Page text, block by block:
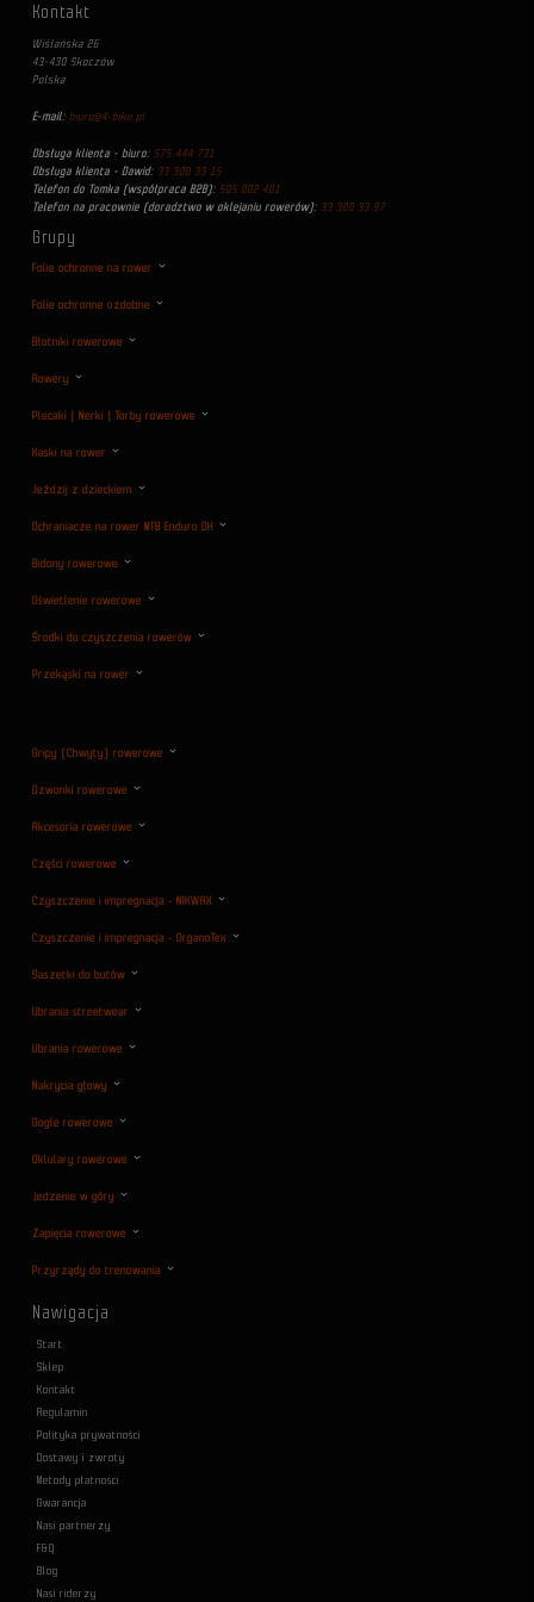
Kontakt
Wiślańska 26
43-430 Skoczów
Polska
E-mail: biuro@4-bike.pl
Obsługa klienta - biuro: 575 444 731
Obsługa klienta - Dawid: 33 300 33 15
Telefon do Tomka (współpraca B2B): 505 002 401
Telefon na pracownie (doradztwo w oklejaniu rowerów): 33 300 33 97
Grupy
Folie ochronne na rower
Folie ochronne ozdobne
Błotniki rowerowe
Rowery
Plecaki | Nerki | Torby rowerowe
Kaski na rower
Jeździj z dzieckiem
Ochraniacze na rower MTB Enduro DH
Bidony rowerowe
Oświetlenie rowerowe
Środki do czyszczenia rowerów
Przekąski na rower
Gripy (Chwyty) rowerowe
Dzwonki rowerowe
Akcesoria rowerowe
Części rowerowe
Czyszczenie i impregnacja - NIKWAX
Czyszczenie i impregnacja - OrganoTex
Saszetki do butów
Ubrania streetwear
Ubrania rowerowe
Nakrycia głowy
Gogle rowerowe
Oklulary rowerowe
Jedzenie w góry
Zapięcia rowerowe
Przyrządy do trenowania
Nawigacja
Start
Sklep
Kontakt
Regulamin
Polityka prywatności
Dostawy i zwroty
Metody płatności
Gwarancja
Nasi partnerzy
F&Q
Blog
Nasi riderzy